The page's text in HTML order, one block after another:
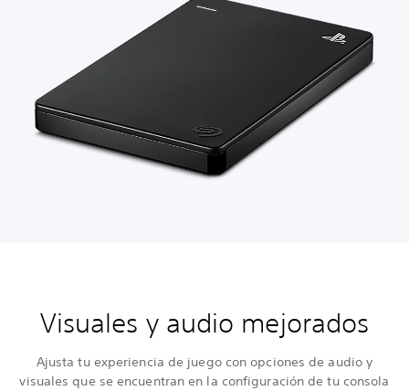
Visuales y audio mejorados
Ajusta tu experiencia de juego con opciones de audio y
visuales que se encuentran en la configuración de tu consola